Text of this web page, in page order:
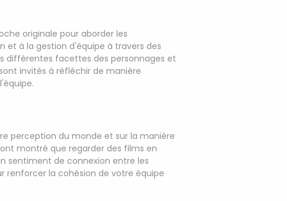
originale pour aborder les
et à la gestion d'équipe à travers des
différentes facettes des personnages et
invités à réfléchir de manière
perception du monde et sur la manière
montré que regarder des films en
sentiment de connexion entre les
renforcer la cohésion de votre équipe